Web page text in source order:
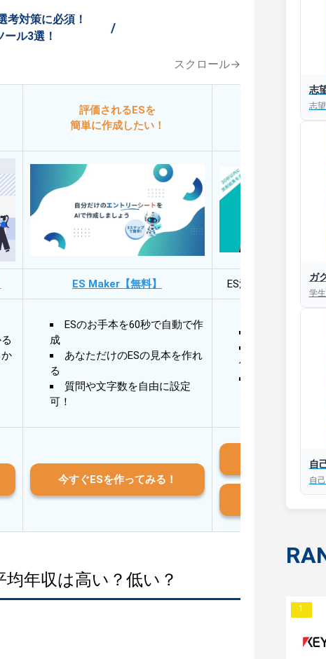
考対策に必須！
ル3選！
/
スクロール→
評価されるESを
簡単に作成したい！
今すぐ
添削してほ
ES Maker【無料】 ES添削・面接対策
ESのお手本を60秒で自動で作
成
あなただけのESの見本を作れ
る
質問や文字数を自由に設定
可！
30秒以内にあ
30秒以内にあ
作成
AIと対話して
今すぐESを作ってみる！
iOS版はこ
均年収は高い？低い？
志
志
ガ
学
自
自
1